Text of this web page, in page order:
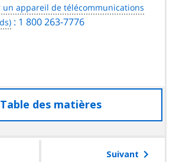
: 1 800 263-7776
Table des matières
à
table
Suivant